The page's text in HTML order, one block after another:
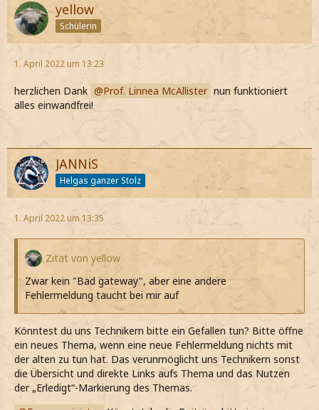
yellow
Schülerin
1. April 2022 um 13:23
herzlichen Dank Prof. Linnea McAllister nun funktioniert
alles einwandfrei!
JANNiS
Helgas ganzer Stolz
1. April 2022 um 13:35
Zitat von yellow
Zwar kein "Bad gateway", aber eine andere
Fehlermeldung taucht bei mir auf
Könntest du uns Technikern bitte ein Gefallen tun? Bitte öffne
ein neues Thema, wenn eine neue Fehlermeldung nichts mit
der alten zu tun hat. Das verunmöglicht uns Technikern sonst
die Übersicht und direkte Links aufs Thema und das Nutzen
der „Erledigt“-Markierung des Themas.